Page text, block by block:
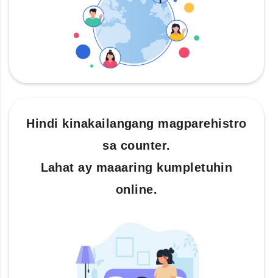
Hindi kinakailangang magparehistro
sa counter.
Lahat ay maaaring kumpletuhin
online.